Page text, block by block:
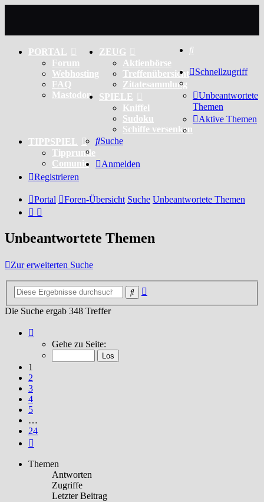
PORTAL
Forum
Webhosting
FAQ
Mastodon
ZEUG
Aktienbörse
Treffenübersicht
Zitatesammlung
SPIELE
Kniffel
Sudoku
Schiffe versenken
TIPPSPIEL
Tipprunde
Comunio
Schnellzugriff
Unbeantwortete
Themen
Aktive Themen
Suche
Anmelden
Registrieren
Portal Foren-Übersicht Suche Unbeantwortete Themen
Unbeantwortete Themen
Zur erweiterten Suche
Suche
Die Suche ergab 348 Treffer
von
Gehe zu Seite:
1
2
3
4
5
…
24
Themen
Antworten
Zugriffe
Letzter Beitrag